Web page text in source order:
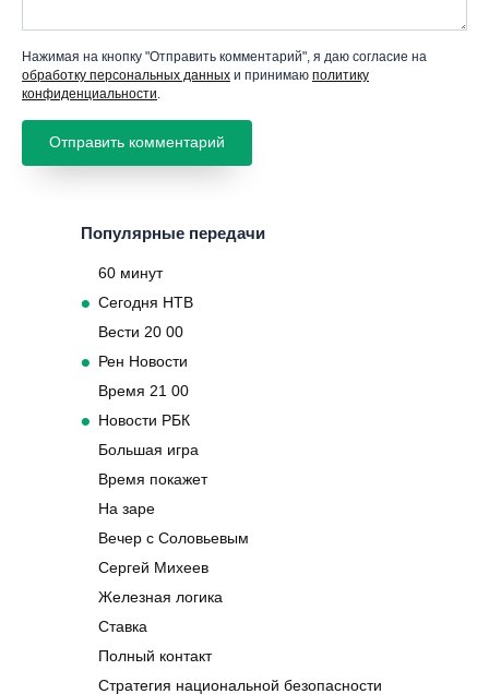
Нажимая на кнопку "Отправить комментарий", я даю согласие на
обработку персональных данных и принимаю политику
конфиденциальности
Популярные передачи
60 минут
Сегодня НТВ
Вести 20 00
Рен Новости
Время 21 00
Новости РБК
Большая игра
Время покажет
На заре
Вечер с Соловьевым
Сергей Михеев
Железная логика
Ставка
Полный контакт
Стратегия национальной безопасности